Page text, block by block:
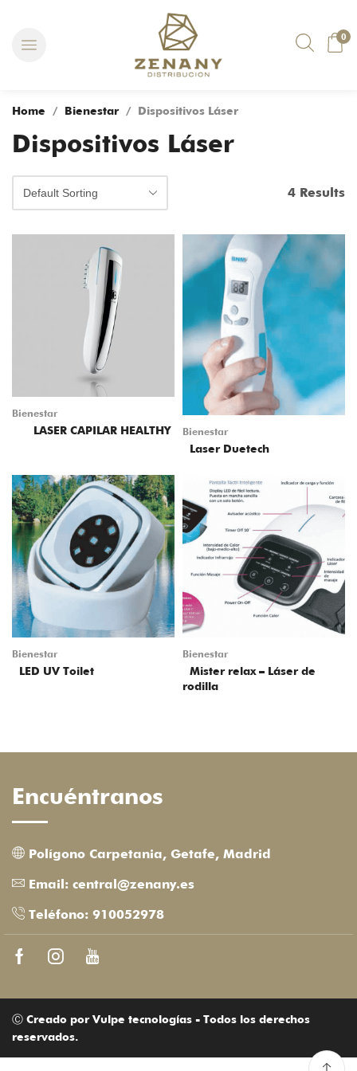
0
Home / Bienestar/ Dispositivos Láser
Dispositivos Láser
4 Results
Bienestar
LASER CAPILAR HEALTHY Bienestar
Laser Duetech
Bienestar
LED UV Toilet
Bienestar
Mister relax – Láser de
rodilla
Encuéntranos
Polígono Carpetania, Getafe, Madrid
Email: central@zenany.es
Teléfono: 910052978
FacebookInstagram
Ⓒ Creado por Vulpe tecnologías - Todos los derechos
reservados.